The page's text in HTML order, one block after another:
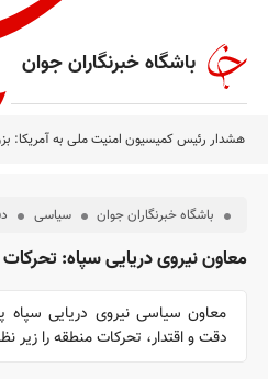
باشگاه خبرنگاران جوان
هشدار رئیس کمیسیون امنیت ملی به آمریکا:
باشگاه خبرنگاران جوان سیاسی
معاون نیروی دریایی سپاه: تحرکات
معاون سیاسی نیروی دریایی سپاه
دقت و اقتدار، تحرکات منطقه را زیر